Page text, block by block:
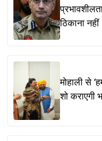
ठिकाना
मोहाली से
शो कराएगी